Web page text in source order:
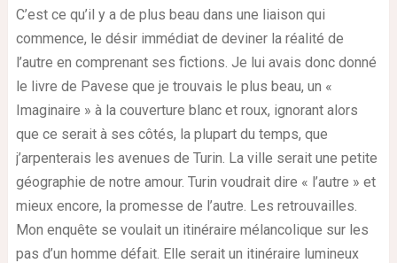
C’est ce qu’il y a de plus beau dans une liaison qui
commence, le désir immédiat de deviner la réalité de
l’autre en comprenant ses fictions. Je lui avais donc donné
le livre de Pavese que je trouvais le plus beau, un «
Imaginaire » à la couverture blanc et roux, ignorant alors
que ce serait à ses côtés, la plupart du temps, que
j’arpenterais les avenues de Turin. La ville serait une petite
géographie de notre amour. Turin voudrait dire « l’autre » et
mieux encore, la promesse de l’autre. Les retrouvailles.
Mon enquête se voulait un itinéraire mélancolique sur les
pas d’un homme défait. Elle serait un itinéraire lumineux